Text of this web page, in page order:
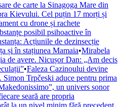
de carte la Sinagoga Mare din
Kievului. Cel puțin 17 morți și
cu drone și rachete
posibil psihoactive în
Acțiunile de dezinsecție
și în stațiunea Mamaia•Mirabela
de avere. Nicușor Dan: „Am decis
•Faleza Cazinoului devine
Simon Trpčeski aduce pentru prima
un univers sonor
seară are propria
la un nivel minim fără precedent.